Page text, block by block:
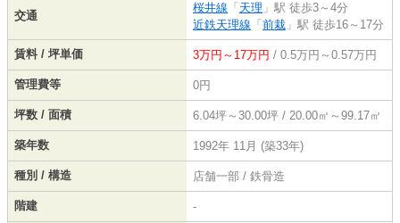
交通
桜井線 「 天理 」駅 徒歩3～4分
近鉄天理線 「 前栽 」駅 徒歩16～17分
賃料 / 坪単価 3万円～17万円 / 0.5万円～0.57万円
管理費等 0円
坪数 / 面積 6.04坪～30.00坪 / 20.00㎡～99.17㎡
築年数 1992年 11月 (築33年)
種別 / 構造 店舗一部 / 鉄骨造
階建 -